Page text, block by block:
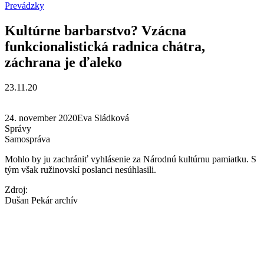
Prevádzky
Kultúrne barbarstvo? Vzácna
funkcionalistická radnica chátra,
záchrana je ďaleko
23.11.20
24. november 2020Eva Sládková
Správy
Samospráva
Mohlo by ju zachrániť vyhlásenie za Národnú kultúrnu pamiatku. S
tým však ružinovskí poslanci nesúhlasili.
Zdroj:
Dušan Pekár archív